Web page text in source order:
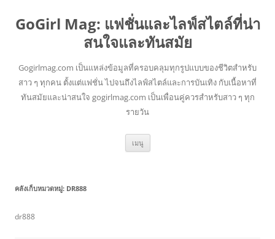
GoGirl Mag: แฟชั่นและไลฟ์สไตล์ที่น่า
สนใจและทันสมัย
Gogirlmag.com เป็นแหล่งข้อมูลที่ครอบคลุมทุกรูปแบบของชีวิตสำหรับ
สาว ๆ ทุกคน ตั้งแต่แฟชั่น ไปจนถึงไลฟ์สไตล์และการบันเทิง กับเนื้อหาที่
ทันสมัยและน่าสนใจ gogirlmag.com เป็นเพื่อนคู่ควรสำหรับสาว ๆ ทุก
รายวัน
เมนู ข้าม
ยัง
คลังเก็บหมวดหมู่: DR888
dr888